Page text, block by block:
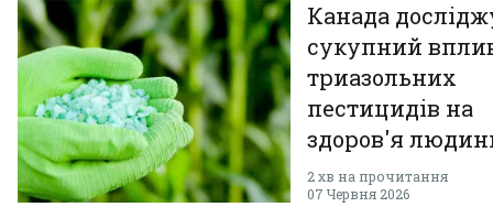
Канада
сукупний
триазольних
пестицидів на
здоров'я
2 хв на прочитання
07 Червня 2026